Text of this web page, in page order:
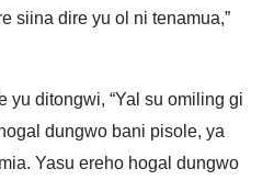
siina dire yu ol ni tenamua,”
yu ditongwi, “Yal su omiling gi
dungwo bani pisole, ya
Yasu ereho hogal dungwo